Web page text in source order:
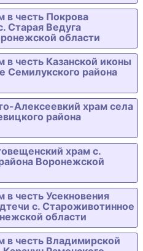
в честь Покрова
Старая Ведуга
области
в честь Казанской иконы
Семилукского района
Алексеевкий храм села
района
храм с.
Воронежской
честь Усекновения
с. Староживотинное
области
в честь Владимирской